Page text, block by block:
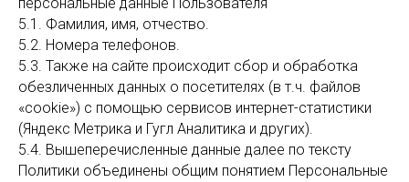
5.1. Фамилия, имя, отчество.
5.2. Номера телефонов.
5.3. Также на сайте происходит сбор и обработка
обезличенных данных о посетителях (в т.ч. файлов
«cookie») с помощью сервисов интернет-статистики
(Яндекс Метрика и Гугл Аналитика и других).
5.4. Вышеперечисленные данные далее по тексту
Политики объединены общим понятием Персональные